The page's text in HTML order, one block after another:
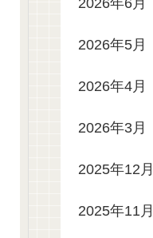
2026年6月
2026年5月
2026年4月
2026年3月
2025年12月
2025年11月